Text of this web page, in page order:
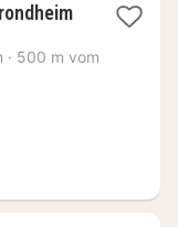
· 500 m vom